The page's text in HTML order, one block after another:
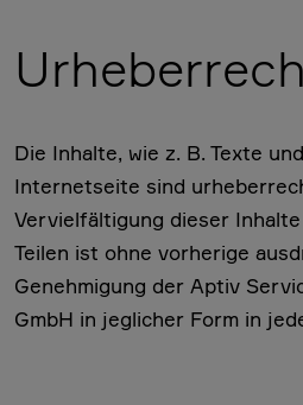
Die Inhalte, wie z. B. Texte
Internetseite sind
Vervielfältigung dieser
Teilen ist ohne vorherige
Genehmigung der Aptiv
GmbH in jeglicher Form in